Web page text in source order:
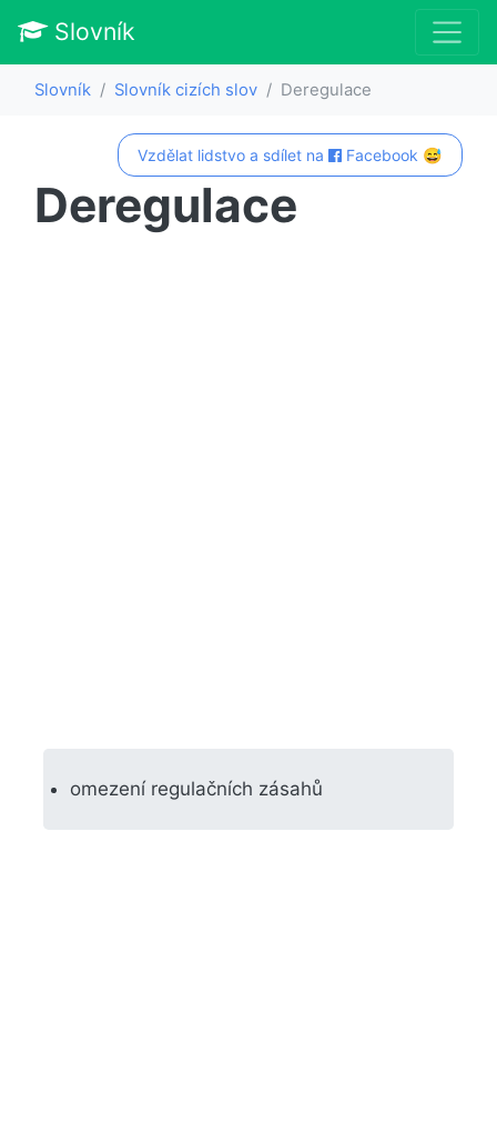
Slovník
Slovník Slovník cizích slov Deregulace
Vzdělat lidstvo a sdílet na Facebook 😅
Deregulace
omezení regulačních zásahů